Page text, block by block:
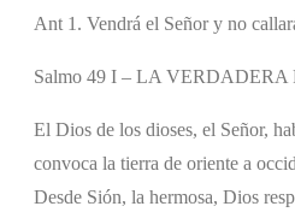
Ant 1. Vendrá el Señor y no
Salmo 49 I – LA
El Dios de los dioses, el Señor,
convoca la tierra de oriente a
Desde Sión, la hermosa, Dios